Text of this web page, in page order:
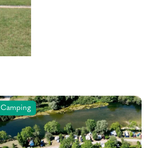
Camping